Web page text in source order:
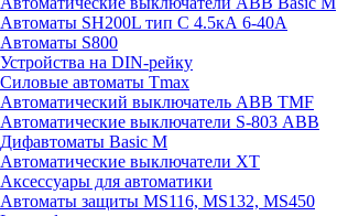
Автоматы SH200L тип С 4.5кА 6-40А
Автоматы S800
Устройства на DIN-рейку
Силовые автоматы Tmax
Автоматический выключатель ABB TMF
Автоматические выключатели S-803 АВВ
Дифавтоматы Basic M
Автоматические выключатели XT
Аксессуары для автоматики
Автоматы защиты MS116, MS132, MS450